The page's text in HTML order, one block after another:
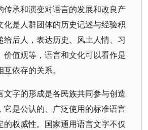
传承和演变对语言的发展和改良产
化是人群团体的历史记述与经验积
给后人，表达历史、风土人情、习
价值观等，语言和文化可以看作是
依存的关系。
文字的形成是各民族共同参与创造
它是公认的、广泛使用的标准语言
的权威性。国家通用语言文字不仅